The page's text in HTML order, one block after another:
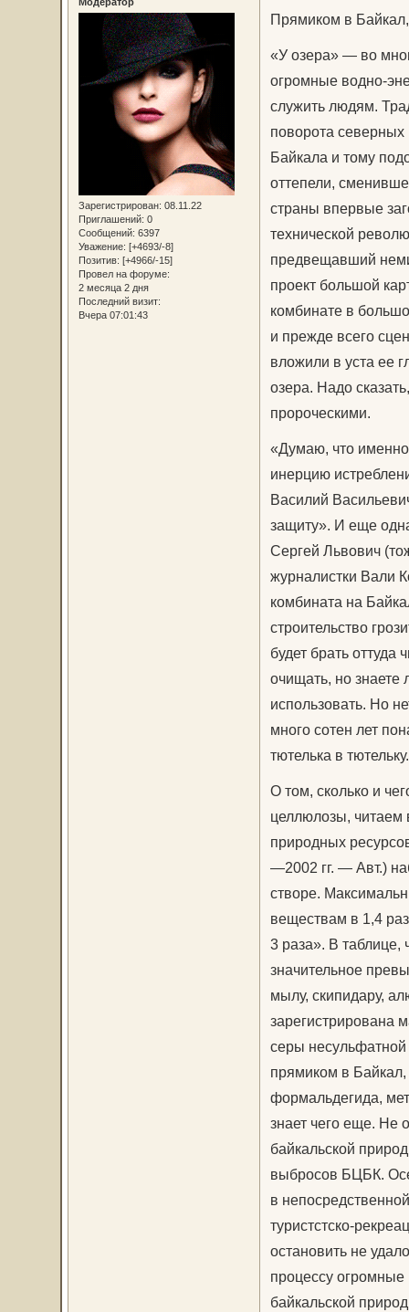
Зарегистрирован: 08.11.22
Приглашений: 0
Сообщений: 6397
Уважение: [+4693/-8]
Позитив: [+4966/-15]
Провел на форуме:
2 месяца 2 дня
Последний визит:
Вчера 07:01:43
Прямиком в
«У озера» — во
огромные водно-
служить людям.
поворота
Байкала и тому
оттепели,
страны впервые
технической
предвещавший
проект большой
комбинате в
и прежде всего
вложили в уста ее
озера. Надо
пророческими.
«Думаю, что именно
инерцию
Василий
защиту». И еще
Сергей Львович
журналистки Вали
комбината на
строительство
будет брать оттуда
очищать, но знаете
использовать. Но
много сотен лет
тютелька в тютельку.
О том, сколько и
целлюлозы, читаем
природных
—2002 гг. — Авт.)
створе.
веществам в 1,4
3 раза». В таблице,
значительное
мылу, скипидару,
зарегистрирована
серы
прямиком в
формальдегида,
знает чего еще. Не
байкальской
выбросов БЦБК.
в
туристстско-
остановить не
процессу
байкальской